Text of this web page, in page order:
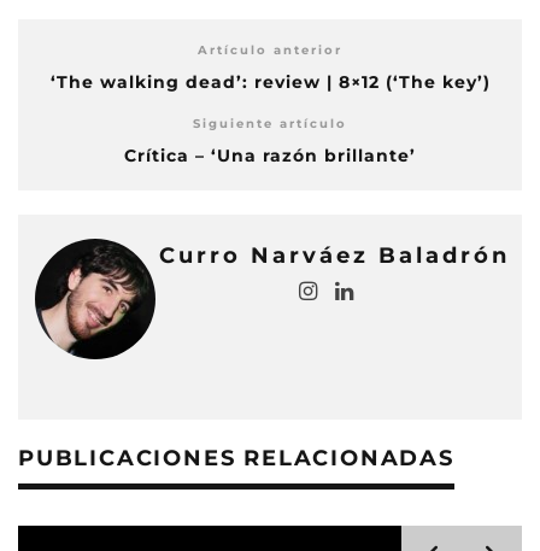
Artículo anterior
‘The walking dead’: review | 8×12 (‘The key’)
Siguiente artículo
Crítica – ‘Una razón brillante’
Curro Narváez Baladrón
PUBLICACIONES RELACIONADAS